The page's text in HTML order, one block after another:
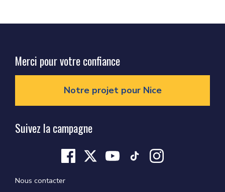
Merci pour votre confiance
Notre projet pour Nice
Suivez la campagne
Nous contacter